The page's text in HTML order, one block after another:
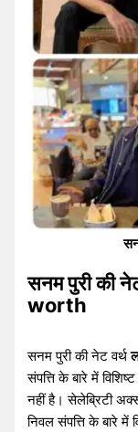
सनम पुरी की
worth
सनम पुरी की नेट वर्थ
संपत्ति के बारे में
नहीं है। सेलेब्रिटी
निवल संपत्ति के बारे में